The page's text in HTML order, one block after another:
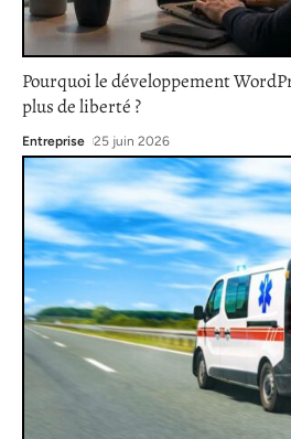
Pourquoi le développement
plus de liberté ?
Entreprise 25 juin 2026